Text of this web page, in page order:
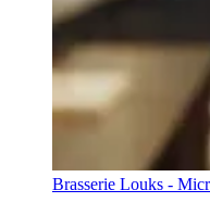
Brasserie Louks -